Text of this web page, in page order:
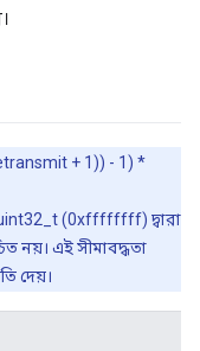
+ 1)) - 1) *
(0xffffffff) দ্বারা
নয়। এই সীমাবদ্ধতা
দেয়।